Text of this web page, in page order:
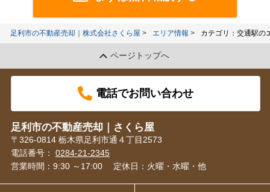
足利市の不動産売却｜株式会社さくら屋 エリア情報 カテゴリ：交通駅の
ページトップへ
電話でお問い合わせ
足利市の不動産売却｜さくら屋
〒326-0814 栃木県足利市通４丁目2573
電話番号： 0284-21-2345
営業時間：9:30 ～17:00
定休日：火曜・水曜・他